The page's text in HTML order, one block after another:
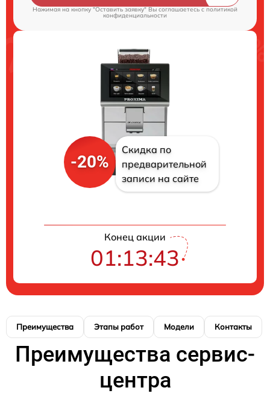
Нажимая на кнопку "Оставить заявку" Вы соглашаетесь cполитикой
конфиденциальности
-20%
Скидка по
предварительной
записи на сайте
Конец акции
01:13:42
Преимущества Этапы работ Модели Контакты
Преимущества сервис-
центра